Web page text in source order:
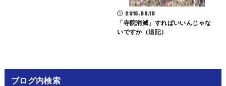
2015.08.10
「寺院消滅」すればいいんじゃな
いですか（追記）
ブログ内検索